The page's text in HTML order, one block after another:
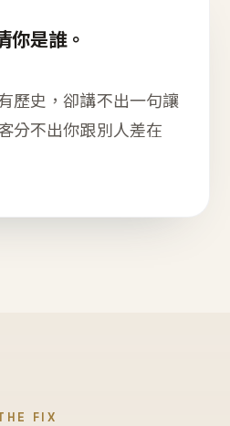
你是誰。
歷史，卻講不出一句讓
分不出你跟別人差在
FIX